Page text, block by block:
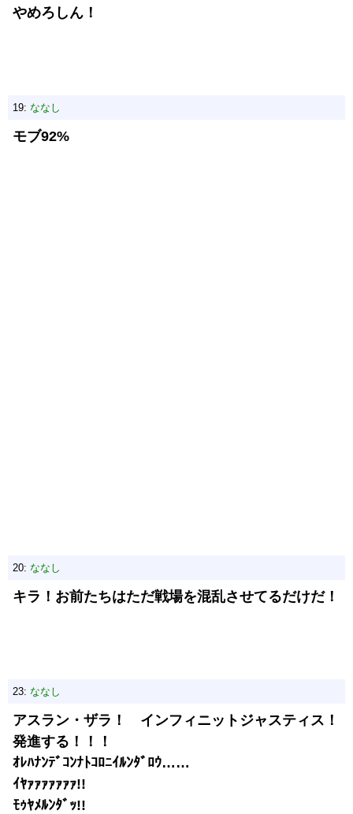
やめろしん！
19: ななし
モブ92%
20: ななし
キラ！お前たちはただ戦場を混乱させてるだけだ！
23: ななし
アスラン・ザラ！ インフィニットジャスティス！
発進する！！！
ｵﾚﾊﾅﾝﾃﾞｺﾝﾅﾄｺﾛﾆｲﾙﾝﾀﾞﾛｳ……
ｲﾔｧｧｧｧｧｧｧ!!
ﾓｩﾔﾒﾙﾝﾀﾞｯ!!